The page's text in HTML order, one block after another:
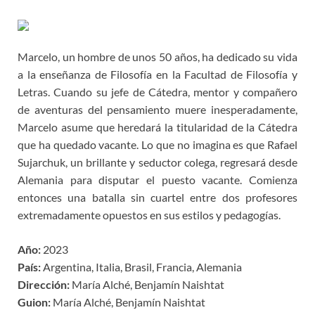
Marcelo, un hombre de unos 50 años, ha dedicado su vida
a la enseñanza de Filosofía en la Facultad de Filosofía y
Letras. Cuando su jefe de Cátedra, mentor y compañero
de aventuras del pensamiento muere inesperadamente,
Marcelo asume que heredará la titularidad de la Cátedra
que ha quedado vacante. Lo que no imagina es que Rafael
Sujarchuk, un brillante y seductor colega, regresará desde
Alemania para disputar el puesto vacante. Comienza
entonces una batalla sin cuartel entre dos profesores
extremadamente opuestos en sus estilos y pedagogías.
Año: 2023
País:Argentina, Italia, Brasil, Francia, Alemania
Dirección: María Alché, Benjamín Naishtat
Guion: María Alché, Benjamín Naishtat